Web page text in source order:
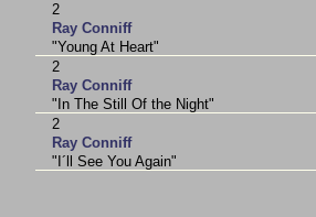
2
Ray Conniff
"Young At Heart"
2
Ray Conniff
"In The Still Of the Night"
2
Ray Conniff
"I´ll See You Again"